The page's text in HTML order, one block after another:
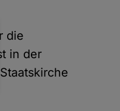
die
in der